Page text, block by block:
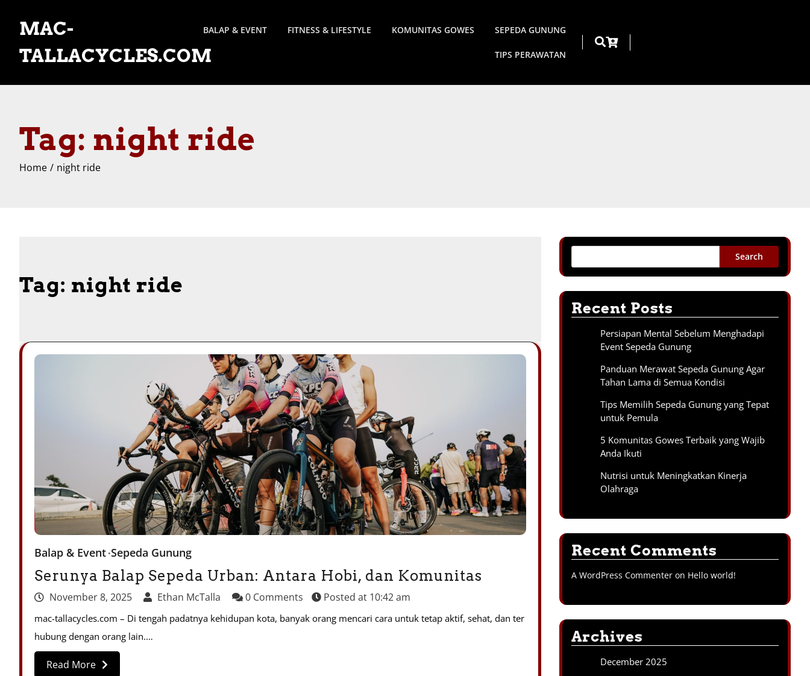
contentMAC-
TALLACYCLES.COM
BALAP & EVENT FITNESS & LIFESTYLE KOMUNITAS GOWES SEPEDA GUNUNG
TIPS PERAWATAN
Tag: night ride
Home night ride
Tag: night ride
Balap & Event Sepeda Gunung
Serunya Balap Sepeda Urban: Antara Hobi, dan Komunitas
November 8, 2025 Ethan McTalla 0 Comments Posted at 10:42 am
mac-tallacycles.com – Di tengah padatnya kehidupan kota, banyak orang mencari cara untuk tetap aktif, sehat, dan ter
hubung dengan orang lain.…
Read More
Search
Recent Posts
Persiapan Mental Sebelum Menghadapi
Event Sepeda Gunung
Panduan Merawat Sepeda Gunung Agar
Tahan Lama di Semua Kondisi
Tips Memilih Sepeda Gunung yang Tepat
untuk Pemula
5 Komunitas Gowes Terbaik yang Wajib
Anda Ikuti
Nutrisi untuk Meningkatkan Kinerja
Olahraga
Recent Comments
A WordPress Commenter on Hello world!
Archives
December 2025